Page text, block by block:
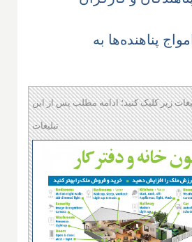
پناهنده‌ها به
زیر کلیک کنید؛ ادامه مطلب پس از این
تبلیغات